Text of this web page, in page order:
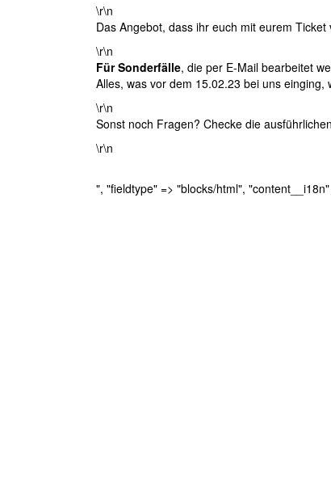
\r\n
Das Angebot, dass ihr euch mit eurem
\r\n
Für Sonderfälle, die per E-Mail bearbeitet
Alles, was vor dem 15.02.23 bei uns einging,
\r\n
Sonst noch Fragen? Checke die
\r\n
", "fieldtype" => "blocks/html",